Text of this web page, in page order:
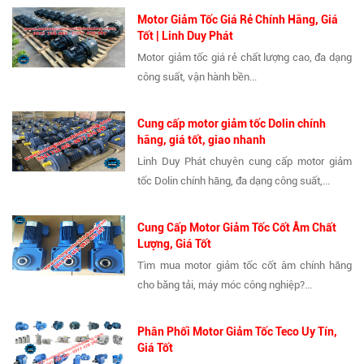
Motor Giảm Tốc Giá Rẻ Chính Hãng, Giá
Tốt | Linh Duy Phát
Motor giảm tốc giá rẻ chất lượng cao, đa dạng
công suất, vận hành bền...
Cung cấp motor giảm tốc Dolin chính
hãng, giá tốt, giao nhanh
Linh Duy Phát chuyên cung cấp motor giảm
tốc Dolin chính hãng, đa dạng công suất,...
Cung Cấp Motor Giảm Tốc Cốt Âm Chất
Lượng, Giá Tốt
Tìm mua motor giảm tốc cốt âm chính hãng
cho băng tải, máy móc công nghiệp?...
Phân Phối Motor Giảm Tốc Teco Uy Tín,
Giá Tốt